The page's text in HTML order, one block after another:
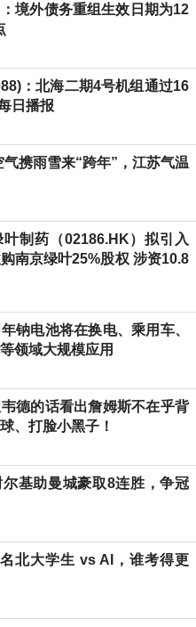
境外债务重组生效日期为12
：北海二期4号机组通过16
日播报
携雨雪来“跨年”，江苏气温
制药（02186.HK）拟引入
南京绿叶25%股权 涉资10.8
钠电池将在换电、乘用车、
领域大规模应用
德的话看出詹姆斯不在乎背
、打脸小黑子！
基助曼城豪取8连胜，争冠
北大学生 vs AI，谁考得更